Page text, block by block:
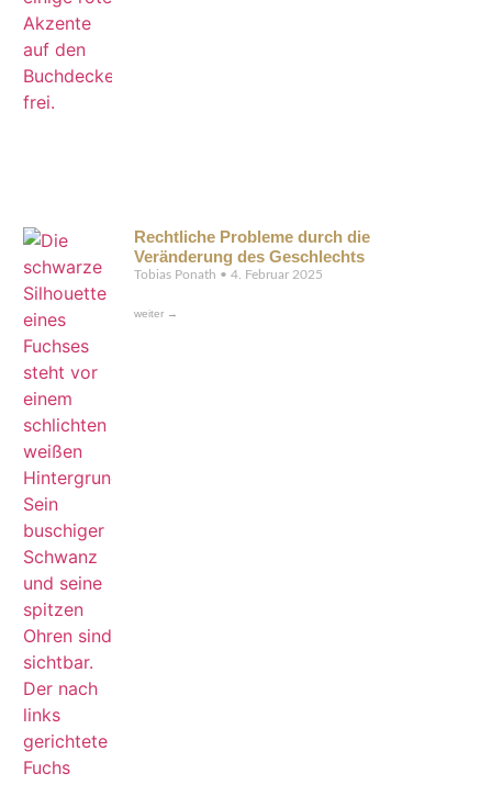
Rechtliche Probleme durch die
Veränderung des Geschlechts
Tobias Ponath 4. Februar 2025
weiter →